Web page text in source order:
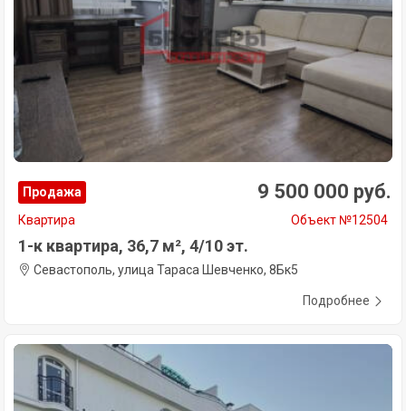
Продажа 9 500 000 руб.
Квартира Объект №12504
1-к квартира, 36,7 м², 4/10 эт.
Севастополь, улица Тараса Шевченко, 8Бк5
Подробнее